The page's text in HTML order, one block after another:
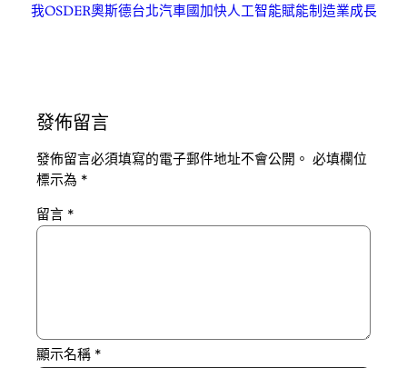
我OSDER奧斯德台北汽車國加快人工智能賦能制造業成長
發佈留言
發佈留言必須填寫的電子郵件地址不會公開。 必填欄位
標示為 *
留言 *
顯示名稱 *